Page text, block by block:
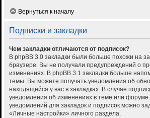
Вернуться к началу
Подписки и закладки
Чем закладки отличаются от подписок?
В phpBB 3.0 закладки были больше похожи на
браузере. Вы не получали предупреждений о
изменениях. В phpBB 3.1 закладки больше
темы. Вы можете получать уведомления об
находящейся у вас в закладках. В случае
уведомления об изменениях в теме или
уведомлений для закладок и подписок можно
«Личные настройки» личного раздела.